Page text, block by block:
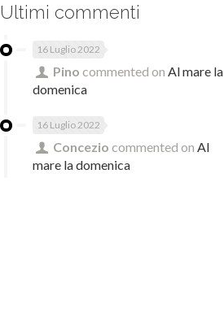
Ultimi commenti
16 Luglio 2022
Pino commented on Al mare la
domenica
16 Luglio 2022
Concezio commented on Al
mare la domenica